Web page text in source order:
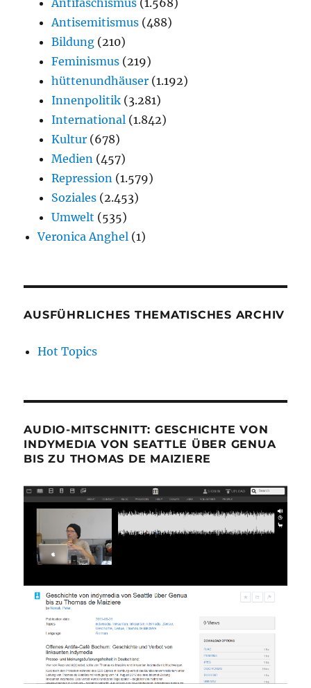
Antisemitismus (488)
Bildung (210)
Feminismus (219)
hüttenundhäuser (1.192)
Innenpolitik (3.281)
International (1.842)
Kultur (678)
Medien (457)
Repression (1.579)
Soziales (2.453)
Umwelt (535)
Veronica Anghel (1)
AUSFÜHRLICHES THEMATISCHES ARCHIV
Hot Topics
AUDIO-MITSCHNITT: GESCHICHTE VON
INDYMEDIA VON SEATTLE ÜBER GENUA
BIS ZU THOMAS DE MAIZIERE